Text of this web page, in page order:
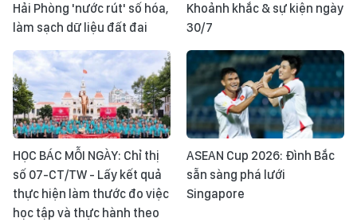
Hải Phòng 'nước rút' số hóa,
làm sạch dữ liệu đất đai
Khoảnh khắc & sự kiện ngày
30/7
HỌC BÁC MỖI NGÀY: Chỉ thị
số 07-CT/TW - Lấy kết quả
thực hiện làm thước đo việc
học tập và thực hành theo
ASEAN Cup 2026: Đình Bắc
sẵn sàng phá lưới
Singapore